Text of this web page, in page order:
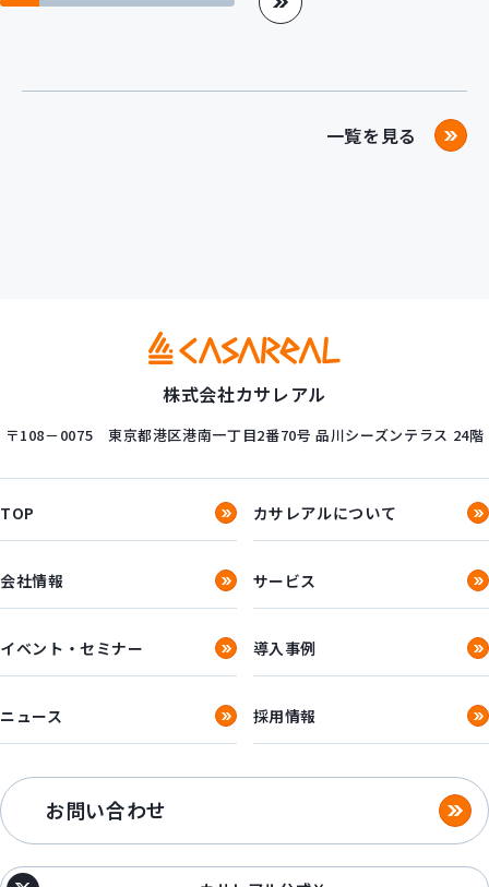
一覧を見る
株式会社カサレアル
〒108－0075 東京都港区港南一丁目2番70号 品川シーズンテラス 24階
TOP カサレアルについて
会社情報 サービス
イベント・セミナー 導入事例
ニュース 採用情報
お問い合わせ